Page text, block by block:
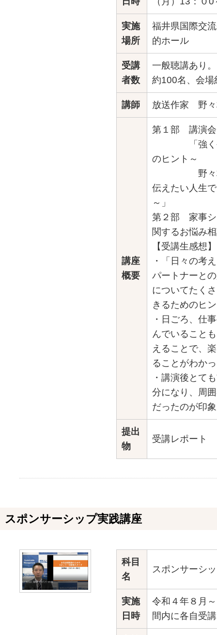
実施
場所
福井県国際交
的ホール
受講
者数
一般聴講あり
約100名、会場
講師 放送作家 野々
講座
概要
第１部 講演会
「強く生
のヒント～
野々村
伝えたい人生
～」
第２部 家事シ
関するお悩み
【受講生感想】
・「日々の考
パートナーと
についてたく
きるためのヒ
・日ごろ、仕
んでいること
えることで、
ることがわか
・講演後とて
分になり、周
だったのが印
提出
物
受講レポート
スポンサーシップ実践講座
科目
名
スポンサーシ
実施
日時
令和４年８月
間内に各自受